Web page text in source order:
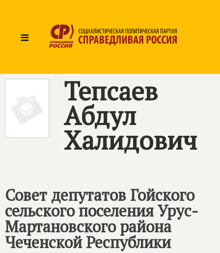
≡
Тепсаев
Абдул
Халидович
Совет депутатов Гойского
сельского поселения Урус-
Мартановского района
Чеченской Республики